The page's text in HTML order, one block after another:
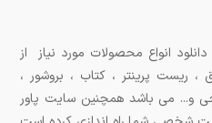
انواع محصولات مورد نیاز از
، ریست پرینتر ، کتاب ، بروشور ،
و... می باشد همچنین سایت پاور